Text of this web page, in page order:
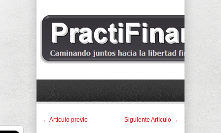
← Artí­culo previo Siguiente Artí­culo →